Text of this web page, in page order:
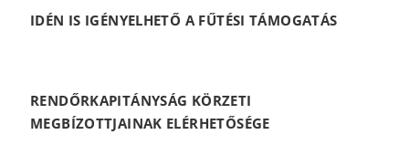
IDÉN IS IGÉNYELHETŐ A FŰTÉSI TÁMOGATÁS
RENDŐRKAPITÁNYSÁG KÖRZETI
MEGBÍZOTTJAINAK ELÉRHETŐSÉGE